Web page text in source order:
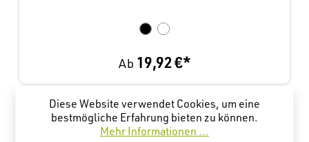
Ab 19,92 €*
Produktgalerie überspringen
Kunden haben sich ebenfalls angesehen
Diese Website verwendet Cookies, um eine
bestmögliche Erfahrung bieten zu können.
Mehr Informationen ...